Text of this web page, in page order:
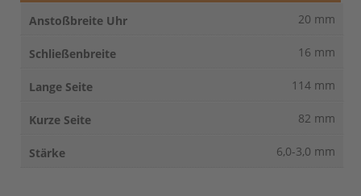
20 mm
16 mm
114 mm
82 mm
6,0-3,0 mm